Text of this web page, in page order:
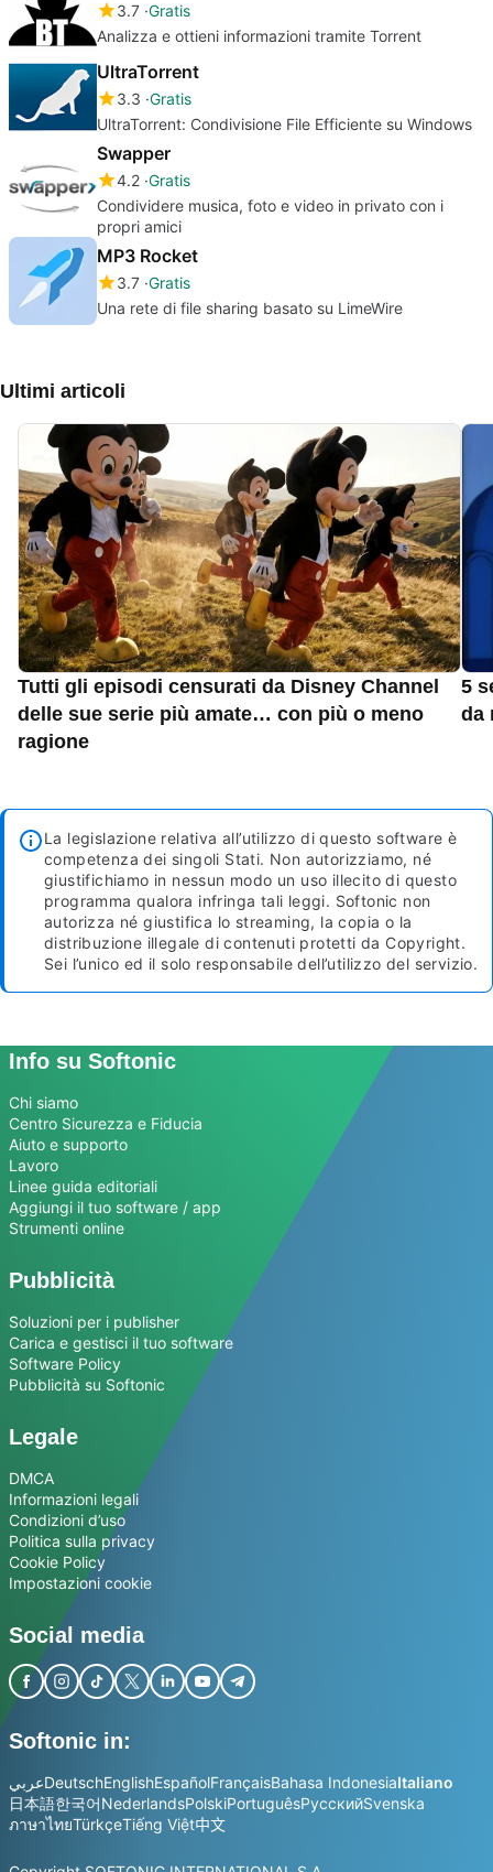
3.7 Gratis
Analizza e ottieni informazioni tramite Torrent
UltraTorrent
3.3 Gratis
UltraTorrent: Condivisione File Efficiente su Windows
Swapper
4.2 Gratis
Condividere musica, foto e video in privato con i
propri amici
MP3 Rocket
3.7 Gratis
Una rete di file sharing basato su LimeWire
Ultimi articoli
Tutti gli episodi censurati da Disney Channel
delle sue serie più amate… con più o meno
ragione
5
da
La legislazione relativa all’utilizzo di questo software è
competenza dei singoli Stati. Non autorizziamo, né
giustifichiamo in nessun modo un uso illecito di questo
programma qualora infringa tali leggi. Softonic non
autorizza né giustifica lo streaming, la copia o la
distribuzione illegale di contenuti protetti da Copyright.
Sei l’unico ed il solo responsabile dell’utilizzo del servizio.
Info su Softonic
Chi siamo
Centro Sicurezza e Fiducia
Aiuto e supporto
Lavoro
Linee guida editoriali
Aggiungi il tuo software / app
Strumenti online
Pubblicità
Soluzioni per i publisher
Carica e gestisci il tuo software
Software Policy
Pubblicità su Softonic
Legale
DMCA
Informazioni legali
Condizioni d’uso
Politica sulla privacy
Cookie Policy
Impostazioni cookie
Social media
Softonic in:
عربيDeutschEnglishEspañolFrançaisBahasa IndonesiaItaliano
日本語한국어NederlandsPolskiPortuguêsРусскийSvenska
ภาษาไทยTürkçeTiếng Việt中文